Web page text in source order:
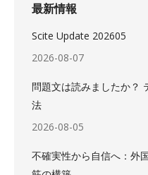
最新情報
Scite Update 202605
2026-08-07
問題文は読みましたか？
法
2026-08-05
不確実性から自信へ：外